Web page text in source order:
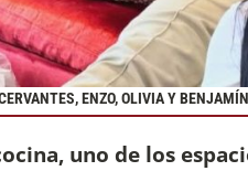
ENZO, OLIVIA Y
uno de los